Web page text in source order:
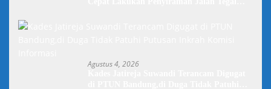
Agustus 4, 2026